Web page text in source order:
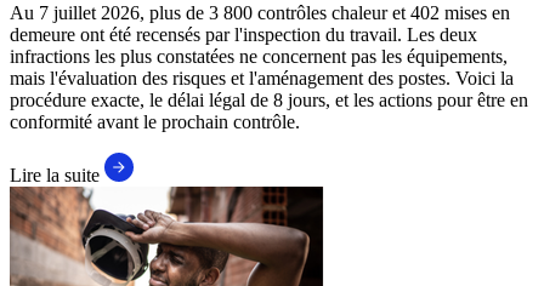
Au 7 juillet 2026, plus de 3 800 contrôles chaleur et 402 mises en
demeure ont été recensés par l'inspection du travail. Les deux
infractions les plus constatées ne concernent pas les équipements,
mais l'évaluation des risques et l'aménagement des postes. Voici la
procédure exacte, le délai légal de 8 jours, et les actions pour être en
conformité avant le prochain contrôle.
Lire la suite